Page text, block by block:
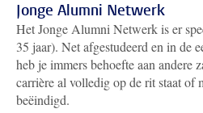
Jonge Alumni Netwerk
Het Jonge Alumni Netwerk is er
35 jaar). Net afgestudeerd en in de
heb je immers behoefte aan andere
carrière al volledig op de rit staat of
beëindigd.